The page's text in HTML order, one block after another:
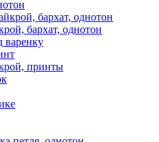
бархат, однотон
бархат, однотон
варенку
принты